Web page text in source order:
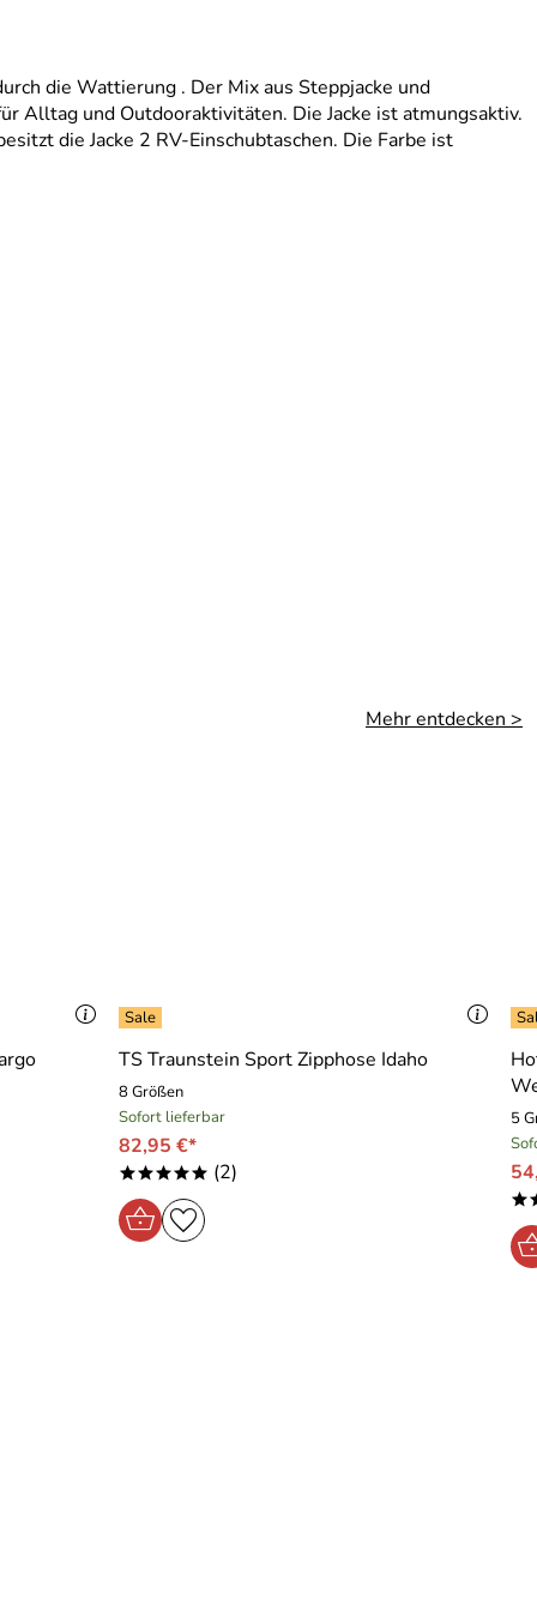
die Wattierung . Der Mix aus Steppjacke und
Alltag und Outdooraktivitäten. Die Jacke ist atmungsaktiv.
die Jacke 2 RV-Einschubtaschen. Die Farbe ist
Mehr entdecken >
TS Traunstein Sport Zipphose Idaho
8 Größen
Sofort lieferbar
82,95 €*
***** (2)
5